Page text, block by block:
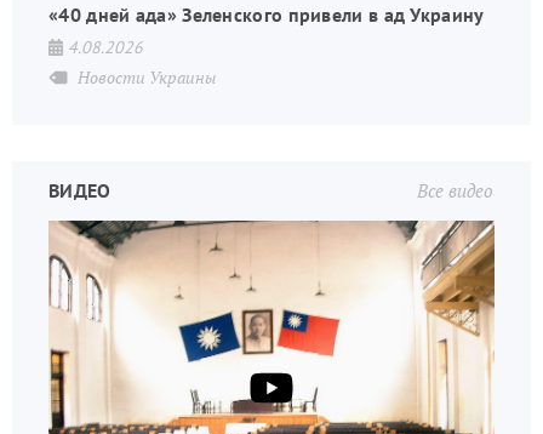
«40 дней ада» Зеленского привели в ад Украину
4.08.2026
Новости Украины
Все видео
ВИДЕО